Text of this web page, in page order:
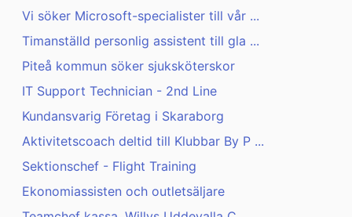
Vi söker Microsoft-specialister till vår ...
Timanställd personlig assistent till gla ...
Piteå kommun söker sjuksköterskor
IT Support Technician - 2nd Line
Kundansvarig Företag i Skaraborg
Aktivitetscoach deltid till Klubbar By P ...
Sektionschef - Flight Training
Ekonomiassisten och outletsäljare